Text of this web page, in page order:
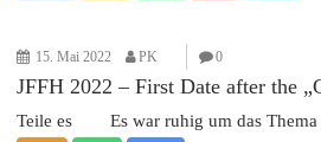
15. Mai 2022 PK 0
JFFH 2022 – First Date after the
Teile es Es war ruhig um das Thema